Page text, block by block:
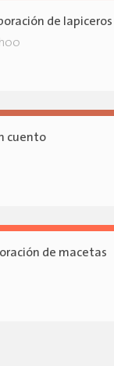
de lapiceros
cuento
de macetas